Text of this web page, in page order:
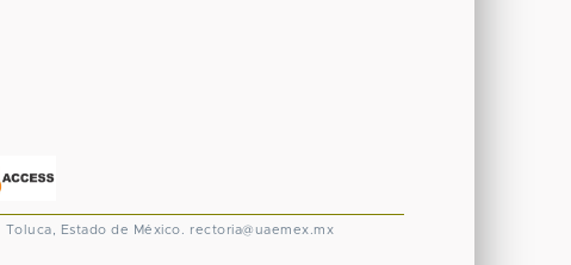
Toluca, Estado de México. rectoria@uaemex.mx